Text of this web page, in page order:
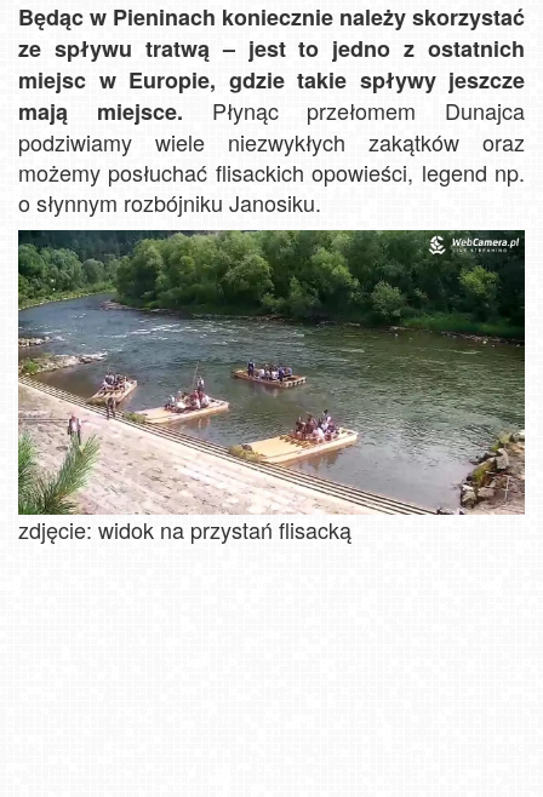
Będąc w Pieninach koniecznie należy skorzystać
ze spływu tratwą – jest to jedno z ostatnich
miejsc w Europie, gdzie takie spływy jeszcze
mają miejsce. Płynąc przełomem Dunajca
podziwiamy wiele niezwykłych zakątków oraz
możemy posłuchać flisackich opowieści, legend np.
o słynnym rozbójniku Janosiku.
zdjęcie: widok na przystań flisacką